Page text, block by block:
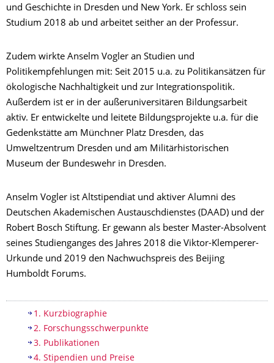
und Geschichte in Dresden und New York. Er schloss sein
Studium 2018 ab und arbeitet seither an der Professur.
Zudem wirkte Anselm Vogler an Studien und
Politikempfehlungen mit: Seit 2015 u.a. zu Politikansätzen für
ökologische Nachhaltigkeit und zur Integrationspolitik.
Außerdem ist er in der außeruniversitären Bildungsarbeit
aktiv. Er entwickelte und leitete Bildungsprojekte u.a. für die
Gedenkstätte am Münchner Platz Dresden, das
Umweltzentrum Dresden und am Militärhistorischen
Museum der Bundeswehr in Dresden.
Anselm Vogler ist Altstipendiat und aktiver Alumni des
Deutschen Akademischen Austauschdienstes (DAAD) und der
Robert Bosch Stiftung. Er gewann als bester Master-Absolvent
seines Studienganges des Jahres 2018 die Viktor-Klemperer-
Urkunde und 2019 den Nachwuchspreis des Beijing
Humboldt Forums.
Inhaltsverzeichnis
1. Kurzbiographie
2. Forschungsschwerpunkte
3. Publikationen
4. Stipendien und Preise